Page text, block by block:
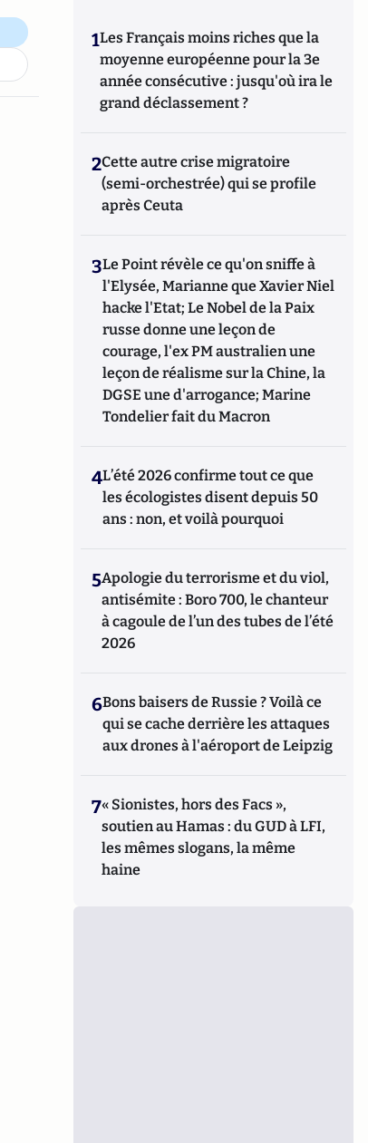
1Les Français moins riches que la
moyenne européenne pour la 3e
année consécutive : jusqu'où ira le
grand déclassement ?
2Cette autre crise migratoire
(semi-orchestrée) qui se profile
après Ceuta
3Le Point révèle ce qu'on sniffe à
l'Elysée, Marianne que Xavier Niel
hacke l'Etat; Le Nobel de la Paix
russe donne une leçon de
courage, l'ex PM australien une
leçon de réalisme sur la Chine, la
DGSE une d'arrogance; Marine
Tondelier fait du Macron
4L’été 2026 confirme tout ce que
les écologistes disent depuis 50
ans : non, et voilà pourquoi
5Apologie du terrorisme et du viol,
antisémite : Boro 700, le chanteur
à cagoule de l’un des tubes de l’été
2026
6Bons baisers de Russie ? Voilà ce
qui se cache derrière les attaques
aux drones à l'aéroport de Leipzig
7« Sionistes, hors des Facs »,
soutien au Hamas : du GUD à LFI,
les mêmes slogans, la même
haine